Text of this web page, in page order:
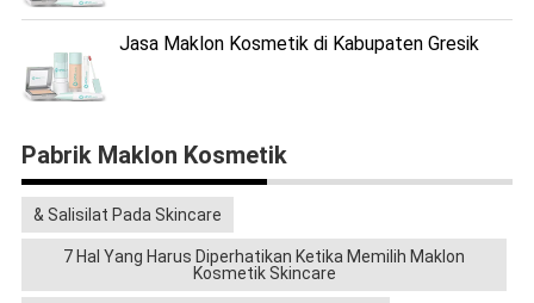
Jasa Maklon Kosmetik di Kabupaten Gresik
Pabrik Maklon Kosmetik
& Salisilat Pada Skincare
7 Hal Yang Harus Diperhatikan Ketika Memilih Maklon
Kosmetik Skincare